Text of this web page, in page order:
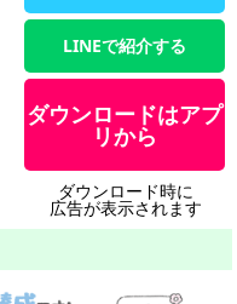
LINEで紹介する
ダウンロードはアプ
リから
ダウンロード時に
広告が表示されます